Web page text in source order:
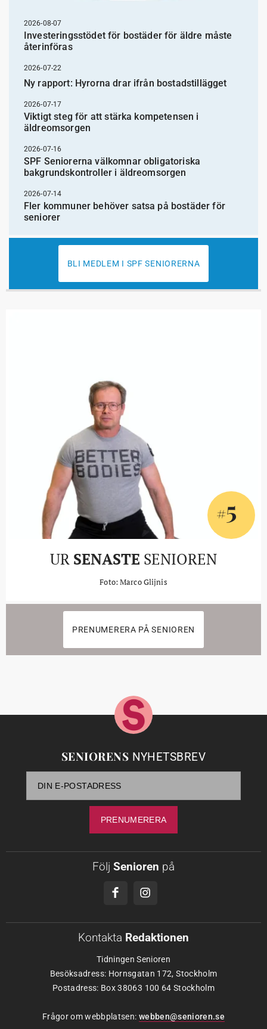
2026-08-07
Investeringsstödet för bostäder för äldre måste
återinföras
2026-07-22
Ny rapport: Hyrorna drar ifrån bostadstillägget
2026-07-17
Viktigt steg för att stärka kompetensen i
äldreomsorgen
2026-07-16
SPF Seniorerna välkomnar obligatoriska
bakgrundskontroller i äldreomsorgen
2026-07-14
Fler kommuner behöver satsa på bostäder för
seniorer
BLI MEDLEM I SPF SENIORERNA
#5
UR SENASTE SENIOREN
Foto: Marco Glijnis
PRENUMERERA PÅ SENIOREN
SENIORENS NYHETSBREV
Följ Senioren på
Kontakta Redaktionen
Tidningen Senioren
Besöksadress: Hornsgatan 172, Stockholm
Postadress: Box 38063 100 64 Stockholm
Frågor om webbplatsen: webben@senioren.se